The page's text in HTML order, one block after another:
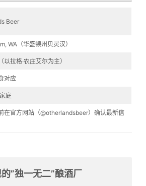
Beer
WA（华盛顿州贝灵汉）
以拉格·农庄艾尔为主）
对应
庭
在官方网站（@otherlandsbeer）确认最新信
”独一无二”酿酒厂